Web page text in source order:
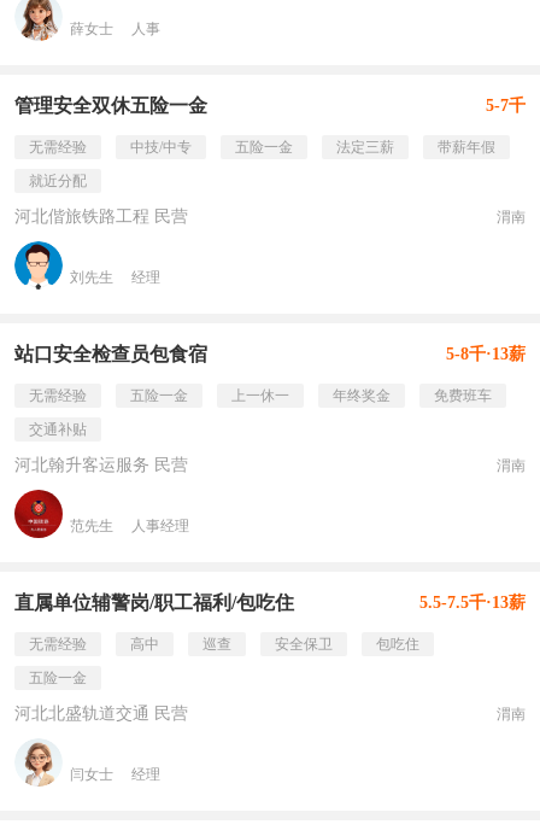
薛女士 人事
管理安全双休五险一金 5-7千
无需经验 中技/中专 五险一金 法定三薪
带薪年假
就近分配
河北偕旅铁路工程 民营 渭南
刘先生 经理
站口安全检查员包食宿 5-8千·13薪
无需经验 五险一金 上一休一 年终奖金
免费班车
交通补贴
河北翰升客运服务 民营 渭南
范先生 人事经理
直属单位辅警岗/职工福利/包吃住 5.5-7.5千·13薪
无需经验 高中 巡查 安全保卫
包吃住
五险一金
河北北盛轨道交通 民营 渭南
闫女士 经理